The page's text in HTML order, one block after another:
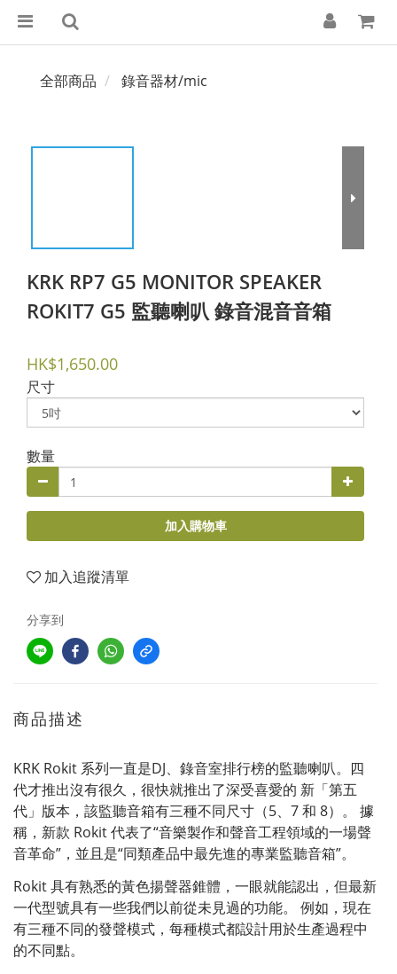
全部商品 錄音器材/mic
KRK RP7 G5 MONITOR SPEAKER
ROKIT7 G5 監聽喇叭 錄音混音音箱
HK$1,650.00
尺寸
數量
加入購物車
加入追蹤清單
分享到
商品描述
KRK Rokit 系列一直是DJ、錄音室排行榜的監聽喇叭。四
代才推出沒有很久，很快就推出了深受喜愛的 新「第五
代」版本，該監聽音箱有三種不同尺寸（5、7 和 8）。 據
稱，新款 Rokit 代表了“音樂製作和聲音工程領域的一場聲
音革命”，並且是“同類產品中最先進的專業監聽音箱”。
Rokit 具有熟悉的黃色揚聲器錐體，一眼就能認出，但最新
一代型號具有一些我們以前從未見過的功能。 例如，現在
有三種不同的發聲模式，每種模式都設計用於生產過程中
的不同點。